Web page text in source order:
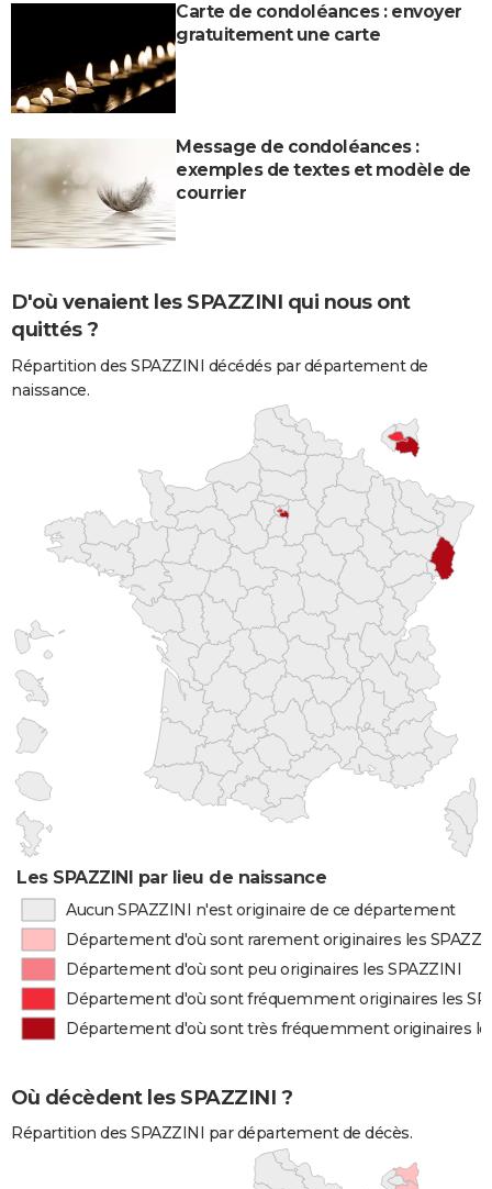
Carte de condoléances : envoyer
gratuitement une carte
Message de condoléances :
exemples de textes et modèle de
courrier
D'où venaient les SPAZZINI qui nous ont
quittés ?
Répartition des SPAZZINI décédés par département de
naissance.
Les SPAZZINI par lieu de naissance
Aucun SPAZZINI n'est originaire de ce département
Département d'où sont rarement originaires les
Département d'où sont peu originaires les SPAZZINI
Département d'où sont fréquemment originaires les
Département d'où sont très fréquemment originaires
Où décèdent les SPAZZINI ?
Répartition des SPAZZINI par département de décès.